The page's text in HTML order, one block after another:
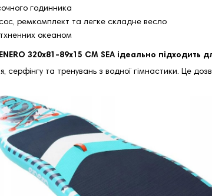
годинника
ремкомплект та легке складне весло
океаном
320x81-89x15 СМ SEA ідеально підходить
серфінгу та тренувань з водної гімнастики. Це